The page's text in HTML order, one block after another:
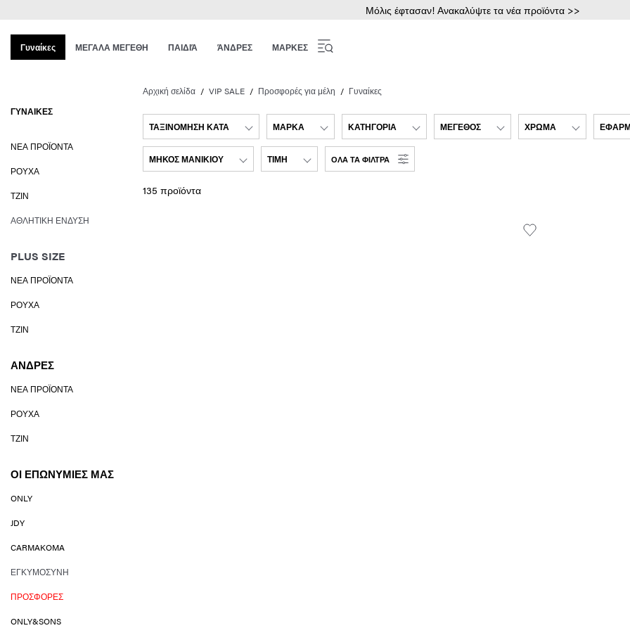
Μόλις έφτασαν! Ανακαλύψτε τα νέα προϊόντα >>
Γυναίκες ΜΕΓΑΛΑ ΜΕΓΕΘΗ ΠΑΙΔΙΆ ΆΝΔΡΕΣ ΜΑΡΚΕΣ
ΓΥΝΑΊΚΕΣ
ΝΈΑ ΠΡΟΪΌΝΤΑ
ΡΟΎΧΑ
ΤΖΙΝ
ΑΘΛΗΤΙΚΉ ΈΝΔΥΣΗ
PLUS SIZE
ΝΈΑ ΠΡΟΪΌΝΤΑ
ΡΟΎΧΑ
ΤΖΙΝ
ΆΝΔΡΕΣ
ΝΈΑ ΠΡΟΪΌΝΤΑ
ΡΟΎΧΑ
ΤΖΙΝ
ΟΙ ΕΠΩΝΥΜΊΕΣ ΜΑΣ
ONLY
JDY
CARMAKOMA
ΕΓΚΥΜΟΣΎΝΗ
ΠΡΟΣΦΟΡΈΣ
ONLY&SONS
Αρχική σελίδα VIP SALE Προσφορές για μέλη Γυναίκες
ΤΑΞΙΝΌΜΗΣΗ ΚΑΤΆ ΜΆΡΚΑ ΚΑΤΗΓΟΡΊΑ ΜΈΓΕΘΟΣ ΧΡΏΜΑ
ΜΉΚΟΣ ΜΑΝΙΚΙΟΎ ΤΙΜΉ ΌΛΑ ΤΑ ΦΊΛΤΡΑ
135 προϊόντα